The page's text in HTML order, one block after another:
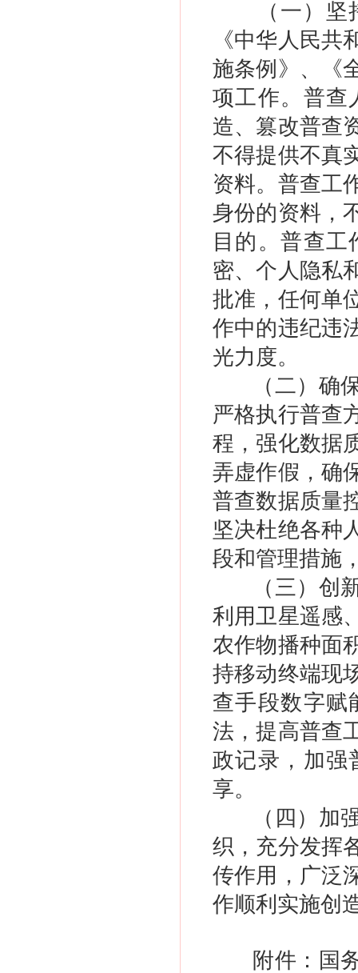
（一）
《中华人民
施条例》、《
项工作。普查
造、篡改普查
不得提供不真
资料。普查工
身份的资料，
目的。普查
密、个人隐私
批准，任何单
作中的违纪违
光力度。
（二）确
严格执行普查
程，强化数据
弄虚作假，确
普查数据质量
坚决杜绝各种
段和管理措施
（三）创
利用卫星遥感
农作物播种面
持移动终端现
查手段数字赋
法，提高普查
政记录，加强
享。
（四）加
织，充分发挥
传作用，广泛
作顺利实施创
附件：国